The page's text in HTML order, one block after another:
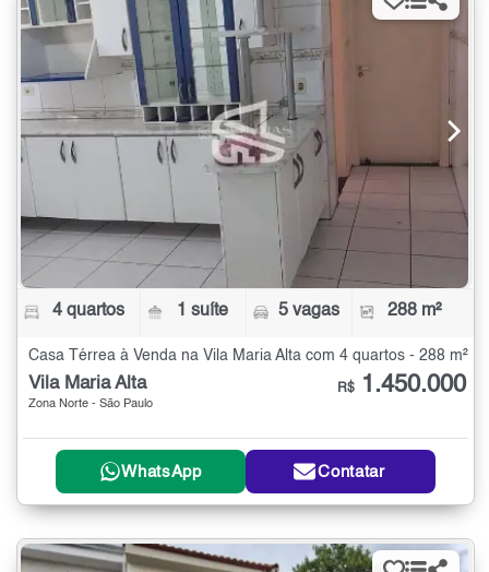
4 quartos 1 suíte 5 vagas 288 m²
Casa Térrea à Venda na Vila Maria Alta com 4 quartos - 288 m²
Vila Maria Alta
Zona Norte - São Paulo
R$ 1.450.000
WhatsApp Contatar